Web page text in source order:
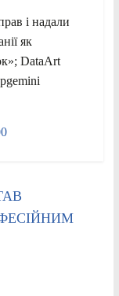
і надали
як
DataArt